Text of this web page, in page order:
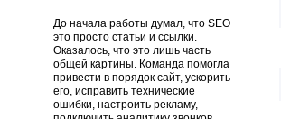
До начала работы думал, что SEO
это просто статьи и ссылки.
Оказалось, что это лишь часть
общей картины. Команда помогла
привести в порядок сайт, ускорить
его, исправить технические
ошибки, настроить рекламу,